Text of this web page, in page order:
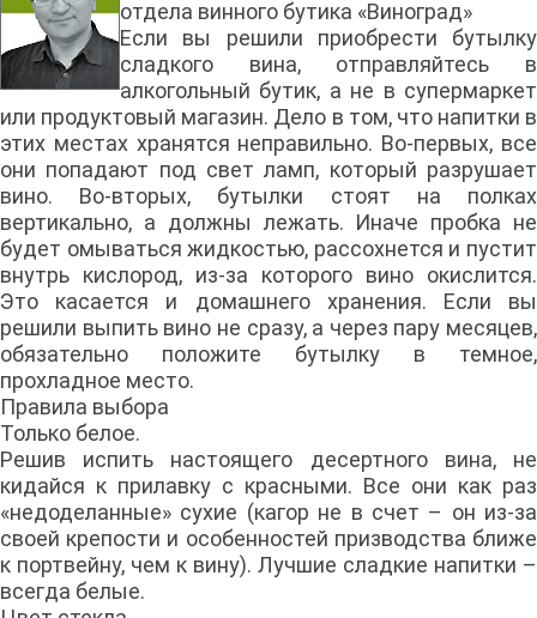
отдела винного бутика «Виноград»
Если вы решили приобрести бутылку
сладкого вина, отправляйтесь в
алкогольный бутик, а не в супермаркет
или продуктовый магазин. Дело в том, что напитки в
этих местах хранятся неправильно. Во-первых, все
они попадают под свет ламп, который разрушает
вино. Во-вторых, бутылки стоят на полках
вертикально, а должны лежать. Иначе пробка не
будет омываться жидкостью, рассохнется и пустит
внутрь кислород, из-за которого вино окислится.
Это касается и домашнего хранения. Если вы
решили выпить вино не сразу, а через пару месяцев,
обязательно положите бутылку в темное,
прохладное место.
Правила выбора
Только белое.
Решив испить настоящего десертного вина, не
кидайся к прилавку с красными. Все они как раз
«недоделанные» сухие (кагор не в счет – он из-за
своей крепости и особенностей призводства ближе
к портвейну, чем к вину). Лучшие сладкие напитки –
всегда белые.